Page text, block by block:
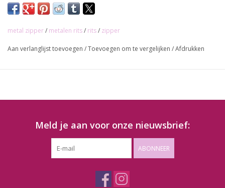
Kleur tape: Bordeaux
metal zipper/ metalen rits/ rits/ zipper
Aan verlanglijst toevoegen /Toevoegen om te vergelijken /Afdrukken
Meld je aan voor onze nieuwsbrief:
ABONNEER